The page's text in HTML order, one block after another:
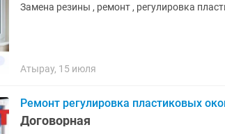
Замена резины , ремонт , регулировка
Атырау, 15 июля
Ремонт регулировка пластиковых
Договорная